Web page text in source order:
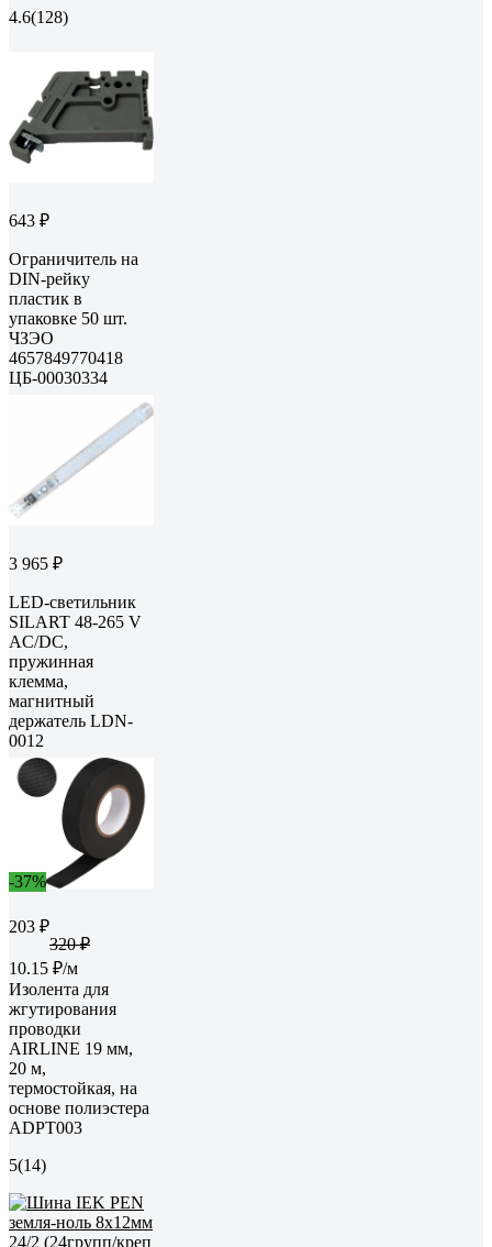
4.6(128)
643 ₽
Ограничитель на
DIN-рейку
пластик в
упаковке 50 шт.
ЧЗЭО
4657849770418
ЦБ-00030334
3 965 ₽
LED-светильник
SILART 48-265 V
AC/DC,
пружинная
клемма,
магнитный
держатель LDN-
0012
-37%
203 ₽
320 ₽
10.15 ₽/м
Изолента для
жгутирования
проводки
AIRLINE 19 мм,
20 м,
термостойкая, на
основе полиэстера
ADPT003
5(14)